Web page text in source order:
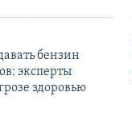
бензин
эксперты
здоровью